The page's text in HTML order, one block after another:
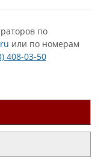
по
или по номерам
408-03-50